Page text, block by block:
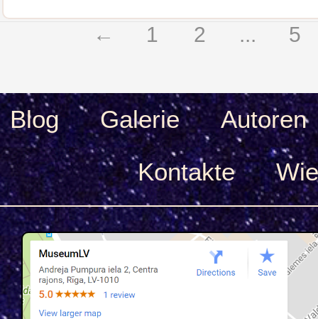
← 1 2 ... 5
Blog Galerie
Autoren
Kontakte